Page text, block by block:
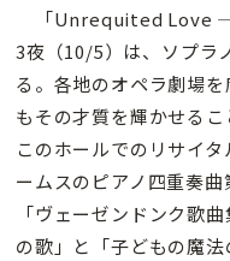
「Unrequited Love —
3夜（10/5）は、ソプラ
る。各地のオペラ劇場
もその才質を輝かせる
このホールでのリサイ
ームスのピアノ四重奏
「ヴェーゼンドンク歌
の歌」と「子どもの魔法